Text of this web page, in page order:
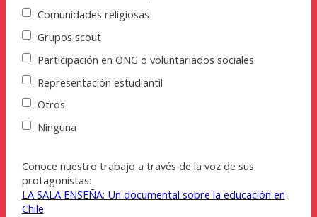
Comunidades religiosas
Grupos scout
Participación en ONG o voluntariados sociales
Representación estudiantil
Otros
Ninguna
Conoce nuestro trabajo a través de la voz de sus
protagonistas:
LA SALA ENSEÑA: Un documental sobre la educación en
Chile